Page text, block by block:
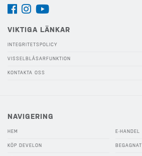
VIKTIGA LÄNKAR
INTEGRITETSPOLICY
VISSELBLÅSARFUNKTION
KONTAKTA OSS
NAVIGERING
HEM
KÖP DEVELON
E-HANDEL
BEGAGNAT